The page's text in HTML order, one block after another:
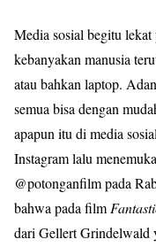
Media sosial begitu lekat
kebanyakan manusia
atau bahkan laptop.
semua bisa dengan
apapun itu di media
Instagram lalu
@potonganfilm pada
bahwa pada film
dari Gellert Grindelwald